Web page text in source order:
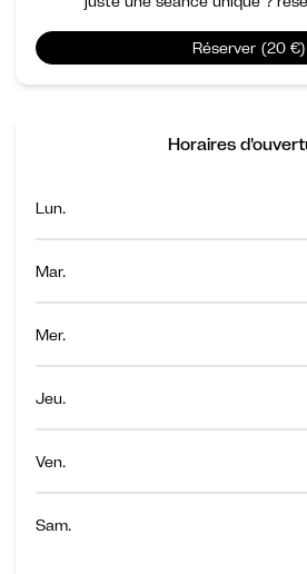
Réserver (20 €)
Horaires
Lun.
Mar.
Mer.
Jeu.
Ven.
Sam.